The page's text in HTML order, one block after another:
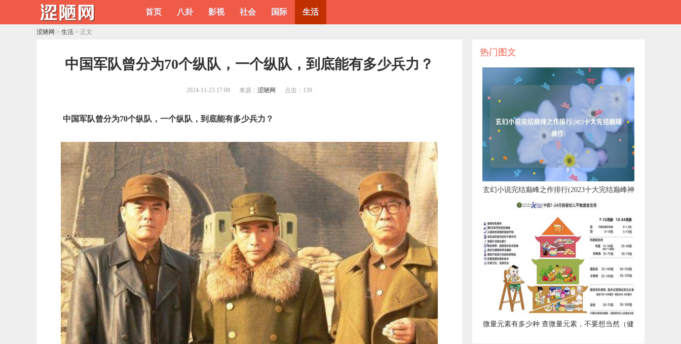
首页 八卦 影视 社会 国际 生活
涩陋网 > 生活 > 正文
​中国军队曾分为70个纵队，一个纵队，到底能有多少兵力？
2024-11-23 17:09 来源： 涩陋网 点击： 139
中国军队曾分为70个纵队，一个纵队，到底能有多少兵力？
热门图文
​玄幻小说完结巅峰之作排行(2023十大完结巅峰神
作)
​微量元素有多少种 查微量元素，不要想当然（健